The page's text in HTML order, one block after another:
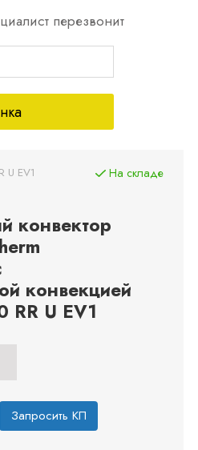
перезвонит
U EV1
конвектор
конвекцией
RR U EV1
На складе
Запросить КП